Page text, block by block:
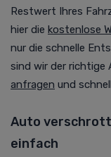
Restwert Ihres
hier die kostenlose
nur die schnelle
sind wir der richtige
anfragen und
Auto
einfach